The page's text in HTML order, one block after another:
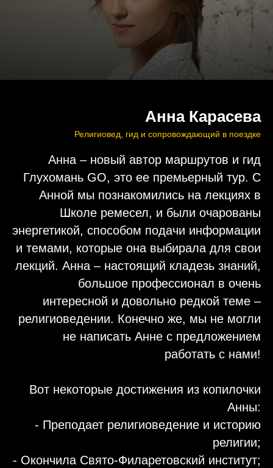
Анна Карасева
Религиовед, гид и сопровождающий в поездке
Анна – новый автор маршрутов и гид
Глухомань GO, это ее премьерный тур. С
Анной мы познакомились на лекциях в
Школе ремесел, и были очарованы
энергетикой, способом подачи информации
и темами, которые она выбирала для свои
лекций. Анна – настоящий кладезь знаний,
большое профессионал в очень
интересной и довольно редкой теме –
религиоведении. Конечно же, мы не могли
не написать Анне с предложением
работать с нами!
Вот некоторые достижения из копилочки
Анны:
- Преподает религиоведение и историю
религии;
- Окончила Свято-Филаретовский институт;